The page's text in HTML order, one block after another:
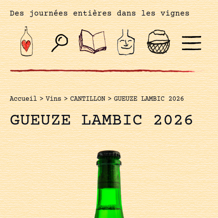
Des journées entières dans les vignes
Accueil > Vins > CANTILLON > GUEUZE LAMBIC 2026
GUEUZE LAMBIC 2026